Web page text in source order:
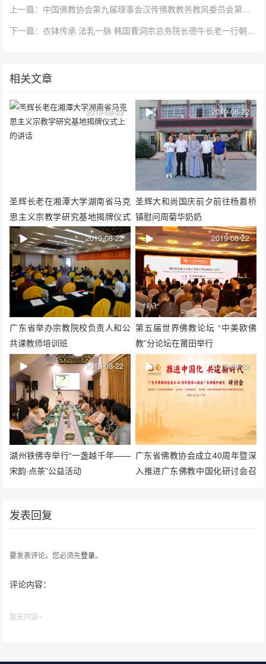
上一篇：中国佛教协会第九届理事会汉传佛教教务教风委员会第三次会议暨戒律修习班在山西五台山召开
下一篇：衣钵传承 法乳一脉 韩国曹洞宗总务院长德牛长老一行朝圣禅宗祖庭三祖禅寺
相关文章
圣辉长老在湘潭大学湖南省马克
思主义宗教学研究基地揭牌仪式
上的讲话
2019-08-22
圣辉大和尚国庆前夕前往杨嘉桥
镇慰问周菊华奶奶
2019-08-22
广东省举办宗教院校负责人和公
共课教师培训班
2019-08-22
第五届世界佛教论坛 “中美欧佛
教”分论坛在莆田举行
2019-08-22
湖州铁佛寺举行“一盏越千年——
宋韵·点茶”公益活动
2019-08-22
广东省佛教协会成立40周年暨深
入推进广东佛教中国化研讨会召
2019-08-22
发表回复
要发表评论，您必须先登录。
评论内容：
暂无内容~